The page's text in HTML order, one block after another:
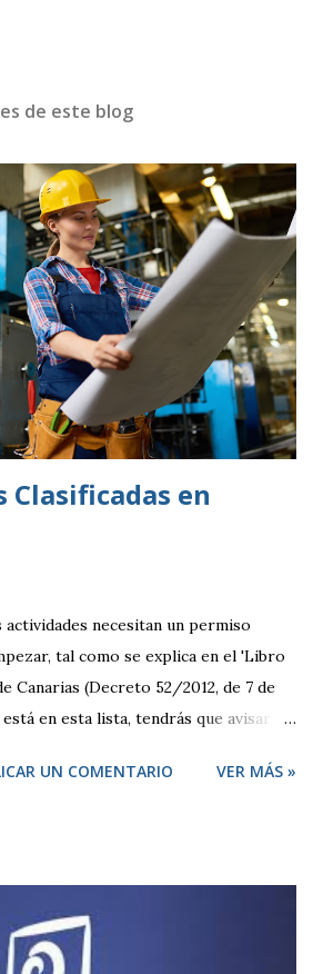
de este blog
Clasificadas en
actividades necesitan un permiso
tal como se explica en el 'Libro
Canarias (Decreto 52/2012, de 7 de
en esta lista, tendrás que avisar
hay otras actividades que se
necesaria, que te indicarán
sede electrónica. Para ambos casos,
UN COMENTARIO VER MÁS »